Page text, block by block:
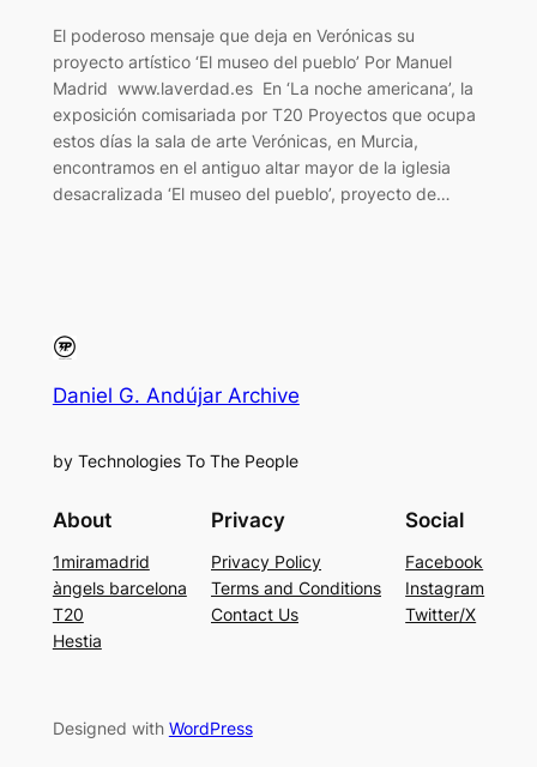
El poderoso mensaje que deja en Verónicas su
proyecto artístico ‘El museo del pueblo’ Por Manuel
Madrid www.laverdad.es En ‘La noche americana’, la
exposición comisariada por T20 Proyectos que ocupa
estos días la sala de arte Verónicas, en Murcia,
encontramos en el antiguo altar mayor de la iglesia
desacralizada ‘El museo del pueblo’, proyecto de…
Daniel G. Andújar Archive
by Technologies To The People
About
1miramadrid
àngels barcelona
T20
Hestia
Privacy
Privacy Policy
Terms and Conditions
Contact Us
Social
Facebook
Instagram
Twitter/X
Designed with WordPress